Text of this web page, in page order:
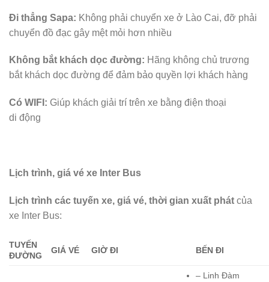
Đi thẳng Sapa: Không phải chuyển xe ở Lào Cai, đỡ phải
chuyển đồ đạc gây mệt mỏi hơn nhiều
Không bắt khách dọc đường: Hãng không chủ trương
bắt khách dọc đường để đảm bảo quyền lợi khách hàng
Có WIFI: Giúp khách giải trí trên xe bằng điện thoại
di động
Lịch trình, giá vé xe Inter Bus
Lịch trình các tuyến xe, giá vé, thời gian xuất phát của
xe Inter Bus:
TUYẾN
ĐƯỜNG
GIÁ VÉ GIỜ ĐI BẾN ĐI
– Linh Đàm